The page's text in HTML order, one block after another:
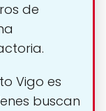
de
Vigo es
buscan